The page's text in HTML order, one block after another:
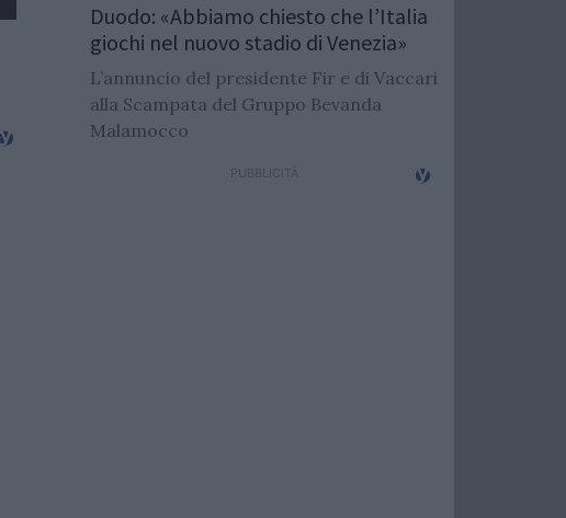
Duodo: «Abbiamo chiesto che l’Italia
giochi nel nuovo stadio di Venezia»
L’annuncio del presidente Fir e di Vaccari
alla Scampata del Gruppo Bevanda
Malamocco